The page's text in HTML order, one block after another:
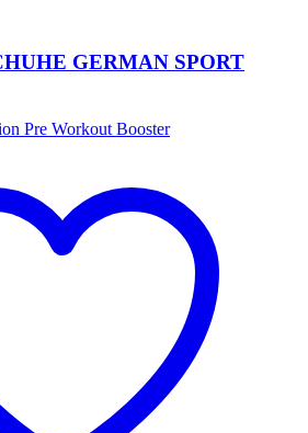
GERMAN SPORT